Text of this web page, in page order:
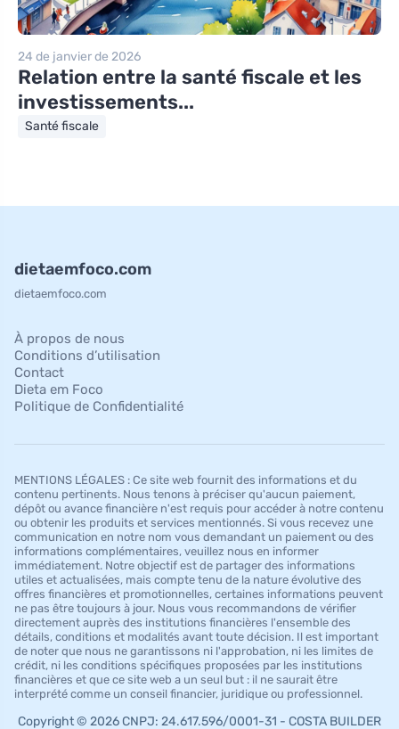
24 de janvier de 2026
Relation entre la santé fiscale et les
investissements...
Santé fiscale
dietaemfoco.com
dietaemfoco.com
À propos de nous
Conditions d’utilisation
Contact
Dieta em Foco
Politique de Confidentialité
MENTIONS LÉGALES : Ce site web fournit des informations et du
contenu pertinents. Nous tenons à préciser qu'aucun paiement,
dépôt ou avance financière n'est requis pour accéder à notre contenu
ou obtenir les produits et services mentionnés. Si vous recevez une
communication en notre nom vous demandant un paiement ou des
informations complémentaires, veuillez nous en informer
immédiatement. Notre objectif est de partager des informations
utiles et actualisées, mais compte tenu de la nature évolutive des
offres financières et promotionnelles, certaines informations peuvent
ne pas être toujours à jour. Nous vous recommandons de vérifier
directement auprès des institutions financières l'ensemble des
détails, conditions et modalités avant toute décision. Il est important
de noter que nous ne garantissons ni l'approbation, ni les limites de
crédit, ni les conditions spécifiques proposées par les institutions
financières et que ce site web a un seul but : il ne saurait être
interprété comme un conseil financier, juridique ou professionnel.
Copyright © 2026 CNPJ: 24.617.596/0001-31 - COSTA BUILDER